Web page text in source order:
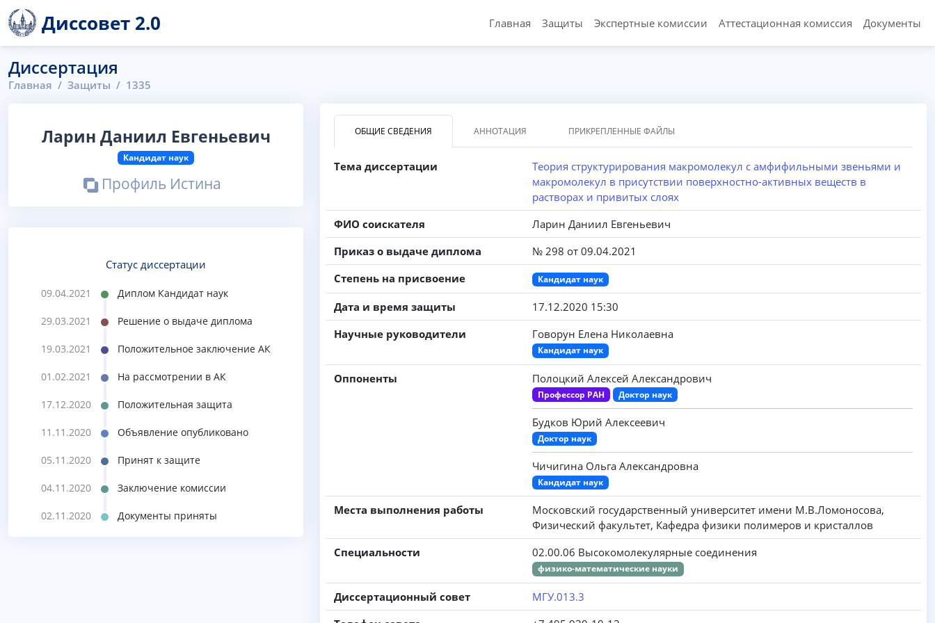
Диссовет 2.0 Главная Защиты Экспертные комиссии Аттестационная комиссия Документы
Диссертация
Главная Защиты 1335
Ларин Даниил Евгеньевич
Кандидат наук
Профиль Истина
Статус диссертации
09.04.2021 Диплом Кандидат наук
29.03.2021 Решение о выдаче диплома
19.03.2021 Положительное заключение АК
01.02.2021 На рассмотрении в АК
17.12.2020 Положительная защита
11.11.2020 Объявление опубликовано
05.11.2020 Принят к защите
04.11.2020 Заключение комиссии
02.11.2020 Документы приняты
ОБЩИЕ СВЕДЕНИЯ АННОТАЦИЯ ПРИКРЕПЛЕННЫЕ ФАЙЛЫ
Тема диссертации
Теория структурирования макромолекул с амфифильными звеньями и
макромолекул в присутствии поверхностно-активных веществ в
растворах и привитых слоях
ФИО соискателя
Ларин Даниил Евгеньевич
Приказ о выдаче диплома
№ 298 от 09.04.2021
Степень на присвоение
Кандидат наук
Дата и время защиты
17.12.2020 15:30
Научные руководители
Говорун Елена Николаевна
Кандидат наук
Оппоненты Полоцкий Алексей Александрович
Профессор РАН Доктор наук
Будков Юрий Алексеевич
Доктор наук
Чичигина Ольга Александровна
Кандидат наук
Места выполнения работы
Московский государственный университет имени M.B.Ломоносова,
Физический факультет, Кафедра физики полимеров и кристаллов
Специальности
02.00.06 Высокомолекулярные соединения
физико-математические науки
Диссертационный совет
МГУ.013.3